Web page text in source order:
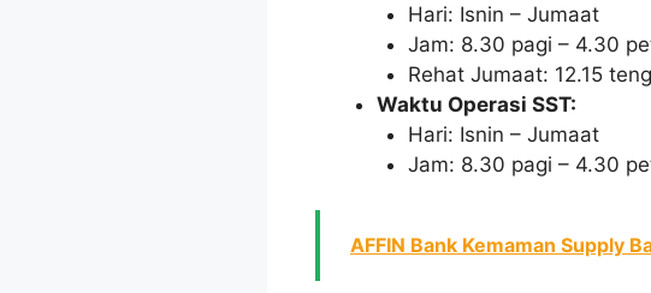
Hari: Isnin – Jumaat
Jam: 8.30 pagi – 4.30
Rehat Jumaat: 12.15
Waktu Operasi SST:
Hari: Isnin – Jumaat
Jam: 8.30 pagi – 4.30
AFFIN Bank Kemaman Supply